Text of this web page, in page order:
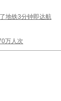
地铁3分钟即达航
万人次